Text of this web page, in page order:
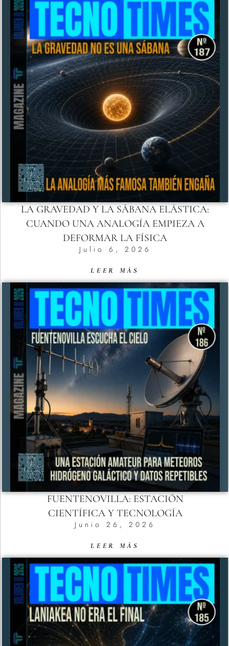
LA GRAVEDAD Y LA SÁBANA ELÁSTICA:
CUANDO UNA ANALOGÍA EMPIEZA A
DEFORMAR LA FÍSICA
Julio 6, 2026
LEER MÁS
FUENTENOVILLA: ESTACIÓN
CIENTÍFICA Y TECNOLOGÍA
Junio 26, 2026
LEER MÁS